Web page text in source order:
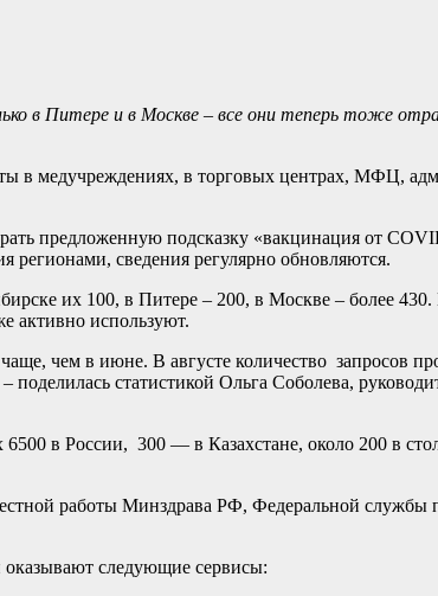
в Питере и в Москве – все они теперь тоже
в медучреждениях, в торговых центрах, МФЦ,
предложенную подсказку «вакцинация от
регионами, сведения регулярно обновляются.
их 100, в Питере – 200, в Москве – более 430.
активно используют.
чем в июне. В августе количество запросов
статистикой Ольга Соболева,
в России, 300 — в Казахстане, около 200 в
работы Минздрава РФ, Федеральной службы
следующие сервисы: